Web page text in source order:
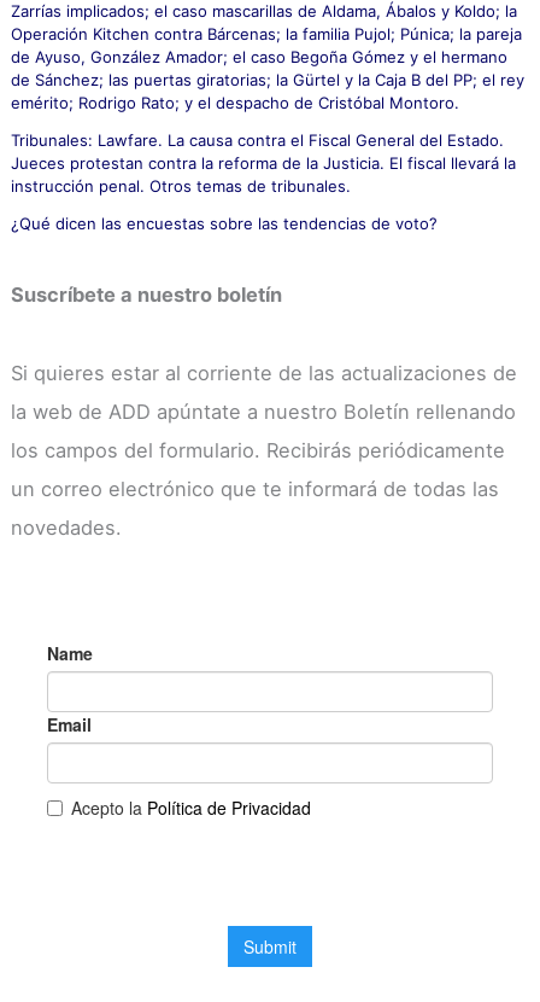
Zarrías implicados; el caso mascarillas de Aldama, Ábalos y Koldo; la
Operación Kitchen contra Bárcenas; la familia Pujol; Púnica; la pareja
de Ayuso, González Amador; el caso Begoña Gómez y el hermano
de Sánchez; las puertas giratorias; la Gürtel y la Caja B del PP; el rey
emérito; Rodrigo Rato; y el despacho de Cristóbal Montoro.
Tribunales: Lawfare. La causa contra el Fiscal General del Estado.
Jueces protestan contra la reforma de la Justicia. El fiscal llevará la
instrucción penal. Otros temas de tribunales.
¿Qué dicen las encuestas sobre las tendencias de voto?
Suscríbete a nuestro boletín
Si quieres estar al corriente de las actualizaciones de
la web de ADD apúntate a nuestro Boletín rellenando
los campos del formulario. Recibirás periódicamente
un correo electrónico que te informará de todas las
novedades.